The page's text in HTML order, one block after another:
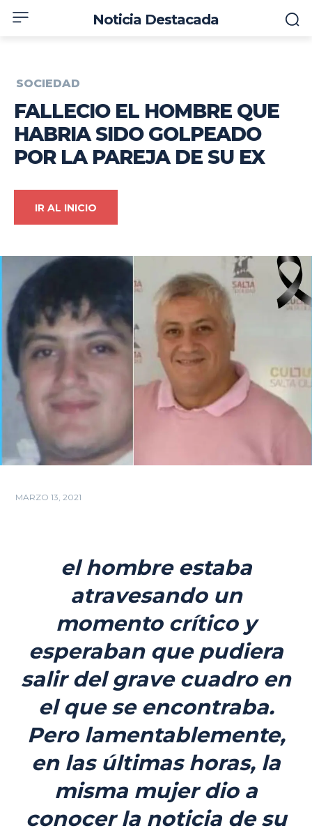
Noticia Destacada
SOCIEDAD
FALLECIO EL HOMBRE QUE
HABRIA SIDO GOLPEADO
POR LA PAREJA DE SU EX
IR AL INICIO
MARZO 13, 2021
el hombre estaba
atravesando un
momento crítico y
esperaban que pudiera
salir del grave cuadro en
el que se encontraba.
Pero lamentablemente,
en las últimas horas, la
misma mujer dio a
conocer la noticia de su